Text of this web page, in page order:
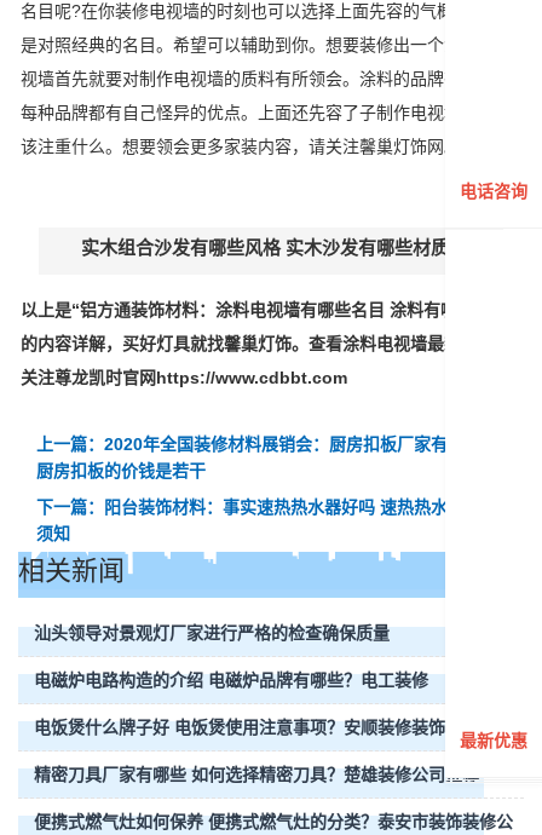
名目呢?在你装修电视墙的时刻也可以选择上面先容的气概。这些都
是对照经典的名目。希望可以辅助到你。想要装修出一个漂亮的电
视墙首先就要对制作电视墙的质料有所领会。涂料的品牌有许多。
每种品牌都有自己怪异的优点。上面还先容了子制作电视墙的时刻
该注重什么。想要领会更多家装内容，请关注馨巢灯饰网。
实木组合沙发有哪些风格 实木沙发有哪些材质
以上是“铝方通装饰材料：涂料电视墙有哪些名目 涂料有哪些品牌”
的内容详解，买好灯具就找馨巢灯饰。查看涂料电视墙最新资讯，
关注尊龙凯时官网https://www.cdbbt.com
上一篇：2020年全国装修材料展销会：厨房扣板厂家有哪些，
厨房扣板的价钱是若干
下一篇：阳台装饰材料：事实速热热水器好吗 速热热水器价钱
须知
相关新闻
汕头领导对景观灯厂家进行严格的检查确保质量
电磁炉电路构造的介绍 电磁炉品牌有哪些？电工装修
电饭煲什么牌子好 电饭煲使用注意事项？安顺装修装饰公司
精密刀具厂家有哪些 如何选择精密刀具？楚雄装修公司推荐
便携式燃气灶如何保养 便携式燃气灶的分类？泰安市装饰装修公
电话咨询
最新优惠